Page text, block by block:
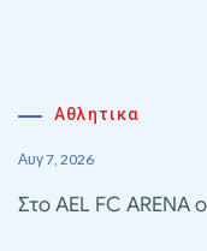
Αθλητικα
Αυγ 7, 2026
Στο AEL FC